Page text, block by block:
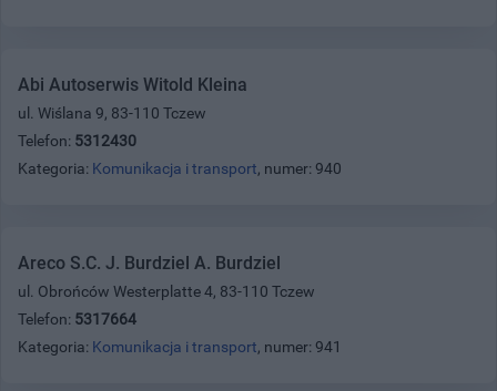
Abi Autoserwis Witold Kleina
ul. Wiślana 9, 83-110 Tczew
Telefon: 5312430
Kategoria: Komunikacja i transport, numer: 940
Areco S.C. J. Burdziel A. Burdziel
ul. Obrońców Westerplatte 4, 83-110 Tczew
Telefon: 5317664
Kategoria: Komunikacja i transport, numer: 941